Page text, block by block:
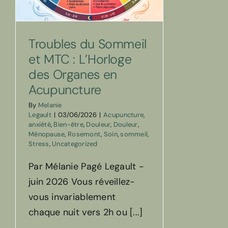
Troubles du Sommeil
et MTC : L’Horloge
des Organes en
Acupuncture
By Melanie
Legault | 03/06/2026 | Acupuncture,
anxiété, Bien-être, Douleur, Douleur,
Ménopause, Rosemont, Soin,sommeil,
Stress, Uncategorized
Par Mélanie Pagé Legault -
juin 2026 Vous réveillez-
vous invariablement
chaque nuit vers 2h ou [...]